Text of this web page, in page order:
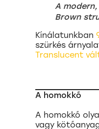
A
Brown
Kínálatunkban
szürkés
Translucent
A homokkő
A homokkő
vagy